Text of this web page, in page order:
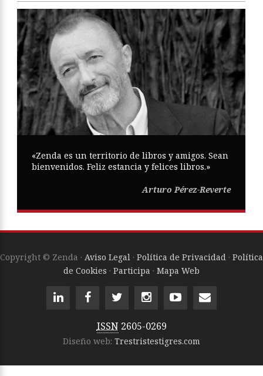
«Zenda es un territorio de libros y amigos. Sean
bienvenidos. Feliz estancia y felices libros.»
Arturo Pérez-Reverte
Copyright © Zenda · Aviso Legal · Política de Privacidad · Política
de Cookies · Participa · Mapa Web
ISSN 2605-0269
Diseño web: Trestristestigres.com